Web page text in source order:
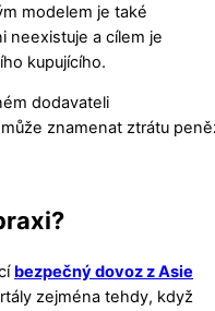
modelem je také
neexistuje a cílem je
kupujícího.
znamenat ztrátu
bezpečný dovoz z Asie
zejména tehdy, když